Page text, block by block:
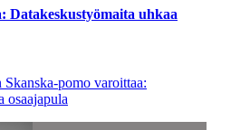
Datakeskustyömaita uhkaa
pomo varoittaa:
osaajapula